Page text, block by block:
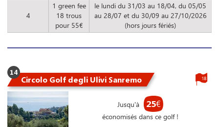
4
1 green fee
18 trous
pour 55€
le lundi du 31/03 au 18/04, du 05/05
au 28/07 et du 30/09 au 27/10/2026
(hors jours fériés)
14
Circolo Golf degli Ulivi Sanremo
Jusqu'à 25€
économisés dans ce golf !
18